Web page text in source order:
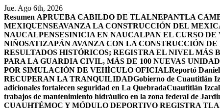
Saltar
al
contenido
Jue. Ago 6th, 2026
Resumen APRUEBA CABILDO DE TLALNEPANTLA
MEXIQUENSEAVANZA LA CONSTRUCCIÓN DEL
NAUCALPENSESINICIA EN NAUCALPAN EL CURSO DE
NIÑOSATIZAPÁN AVANZA CON LA CONSTRUCCIÓN
RESULTADOS HISTÓRICOS; REGISTRA EL NIVEL MÁS
PARA LA GUARDIA CIVIL, MÁS DE 100 NUEVAS
POR SIMULACIÓN DE VEHÍCULO OFICIALReportó
RECUPERAN LA TRANQUILIDADGobierno de Cuautitlán
adicionales fortalecen seguridad en La QuebradaCuautitlán
trabajos de mantenimiento hidráulico en la zona federal de
CUAUHTÉMOC Y MÓDULO DEPORTIVO REGISTRA